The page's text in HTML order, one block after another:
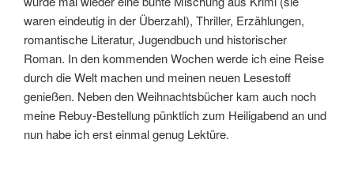
waren eindeutig in der Überzahl), Thriller, Erzählungen,
romantische Literatur, Jugendbuch und historischer
Roman. In den kommenden Wochen werde ich eine Reise
durch die Welt machen und meinen neuen Lesestoff
genießen. Neben den Weihnachtsbücher kam auch noch
meine Rebuy-Bestellung pünktlich zum Heiligabend an und
nun habe ich erst einmal genug Lektüre.